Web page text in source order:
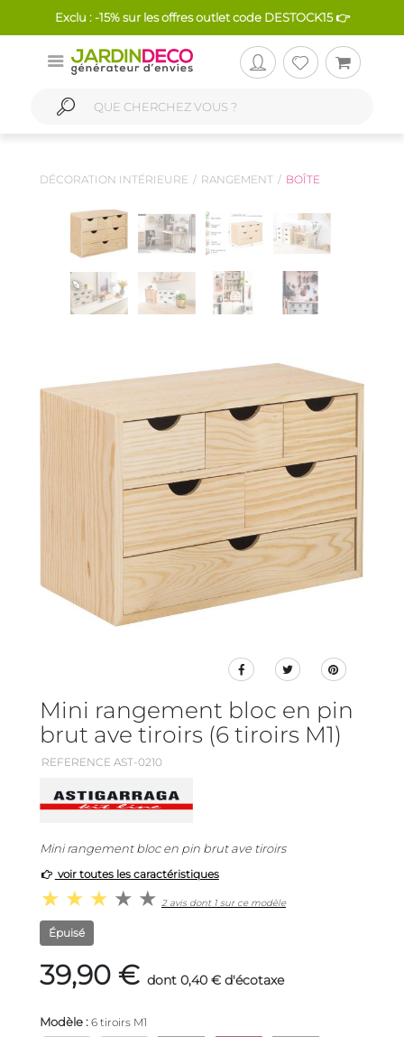
Exclu : -15% sur les offres outlet code DESTOCK15 👉
DÉCORATION INTÉRIEURE RANGEMENT BOÎTE
Mini rangement bloc en pin
brut ave tiroirs (6 tiroirs M1)
REFERENCE AST-0210
Mini rangement bloc en pin brut ave tiroirs
voir toutes les caractéristiques
2 avis dont 1 sur ce modèle
Épuisé
39,90 € dont 0,40 € d'écotaxe
Modèle : 6 tiroirs M1